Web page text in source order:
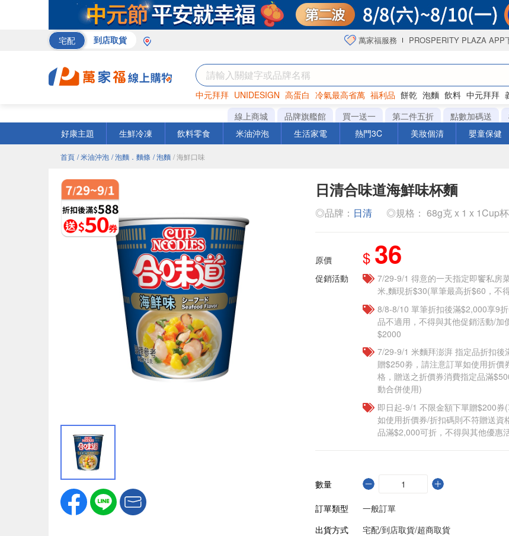
宅配 到店取貨 萬家福服務 PROSPERITY PLAZA APP
中元拜拜 UNIDESIGN 高蛋白 冷氣最高省萬 福利品 餅乾 泡麵 飲料 中元拜拜
罐頭 海苔 洋芋片
線上商城 品牌旗艦館 買一送一 第二件五折 點數加碼送
好康主題
生鮮冷凍 飲料零食 米油沖泡 生活家電 熱門3C 美妝個清 嬰童保健
首頁 / 米油沖泡 / 泡麵．麵條 / 泡麵 / 海鮮口味
日清合味道海鮮味杯麵
◎品牌： 日清 ◎規格： 68g克 x 1 x 1Cup杯
原價 $ 36
促銷活動
7/29-9/1 得意的一天指定即饗私房
米,麵現折$30(單筆最高折$60，不
8/8-8/10 單筆折扣後滿$2,000享9
品不適用，不得與其他促銷活動/加
$2000
7/29-9/1 米麵拜澎湃 指定品折扣後
贈$250劵，請注意訂單如使用折價
格，贈送之折價券消費指定品滿
動合併使用)
即日起-9/1 不限金額下單贈$200券
如使用折價券/折扣碼則不符贈送資
品滿$2,000可折，不得與其他優惠
數量
訂單類型
一般訂單
出貨方式
宅配/到店取貨/超商取貨